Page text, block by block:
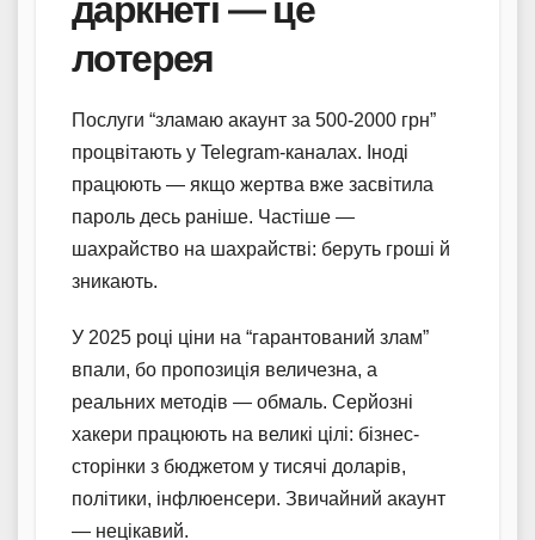
лотерея
Послуги “зламаю акаунт за 500-2000 грн”
процвітають у Telegram-каналах. Іноді
працюють — якщо жертва вже засвітила
пароль десь раніше. Частіше —
шахрайство на шахрайстві: беруть гроші й
зникають.
У 2025 році ціни на “гарантований злам”
впали, бо пропозиція величезна, а
реальних методів — обмаль. Серйозні
хакери працюють на великі цілі: бізнес-
сторінки з бюджетом у тисячі доларів,
політики, інфлюенсери. Звичайний акаунт
— нецікавий.